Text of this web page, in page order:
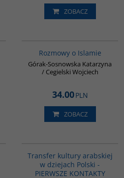
ZOBACZ
Rozmowy o Islamie
Górak-Sosnowska Katarzyna
/ Cegielski Wojciech
34.00PLN
ZOBACZ
Transfer kultury arabskiej
w dziejach Polski -
PIERWSZE KONTAKTY